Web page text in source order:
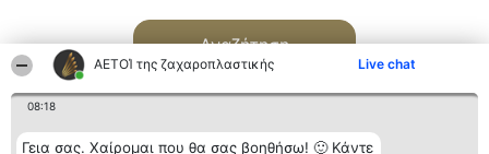
ΑΕΤΟΊ της ζαχαροπλαστικής Live chat
08:18
Γεια σας. Χαίρομαι που θα σας βοηθήσω! 🙂 Κάντε
Αναζήτηση